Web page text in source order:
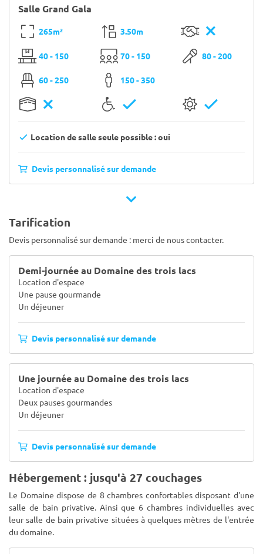
Salle Grand Gala
265m² 3.50m
40 - 150 70 - 150 80 - 200
60 - 250 150 - 350
Location de salle seule possible : oui
Devis personnalisé sur demande
Tarification
Devis personnalisé sur demande : merci de nous contacter.
Demi-journée au Domaine des trois lacs
Location d'espace
Une pause gourmande
Un déjeuner
Devis personnalisé sur demande
Une journée au Domaine des trois lacs
Location d'espace
Deux pauses gourmandes
Un déjeuner
Devis personnalisé sur demande
Hébergement : jusqu'à 27 couchages
Le Domaine dispose de 8 chambres confortables disposant d'une
salle de bain privative. Ainsi que 6 chambres individuelles avec
leur salle de bain privative situées à quelques mètres de l'entrée
du domaine.